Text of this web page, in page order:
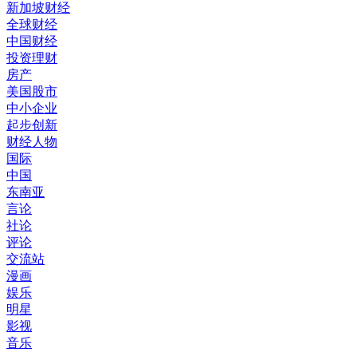
新加坡财经
全球财经
中国财经
投资理财
房产
美国股市
中小企业
起步创新
财经人物
国际
中国
东南亚
言论
社论
评论
交流站
漫画
娱乐
明星
影视
音乐